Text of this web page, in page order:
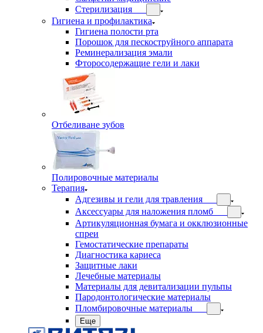
Стерилизация
Гигиена и профилактика
Гигиена полости рта
Порошок для пескоструйного аппарата
Реминерализация эмали
Фторосодержащие гели и лаки
Отбеливане зубов
Полировочные материалы
Терапия
Адгезивы и гели для травления
Аксессуары для наложения пломб
Артикуляционная бумага и окклюзионные
спреи
Гемостатические препараты
Диагностика кариеса
Защитные лаки
Лечебные материалы
Материалы для девитализации пульпы
Пародонтологические материалы
Пломбировочные материалы
Еще